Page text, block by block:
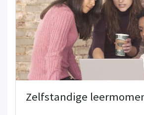
Zelfstandige